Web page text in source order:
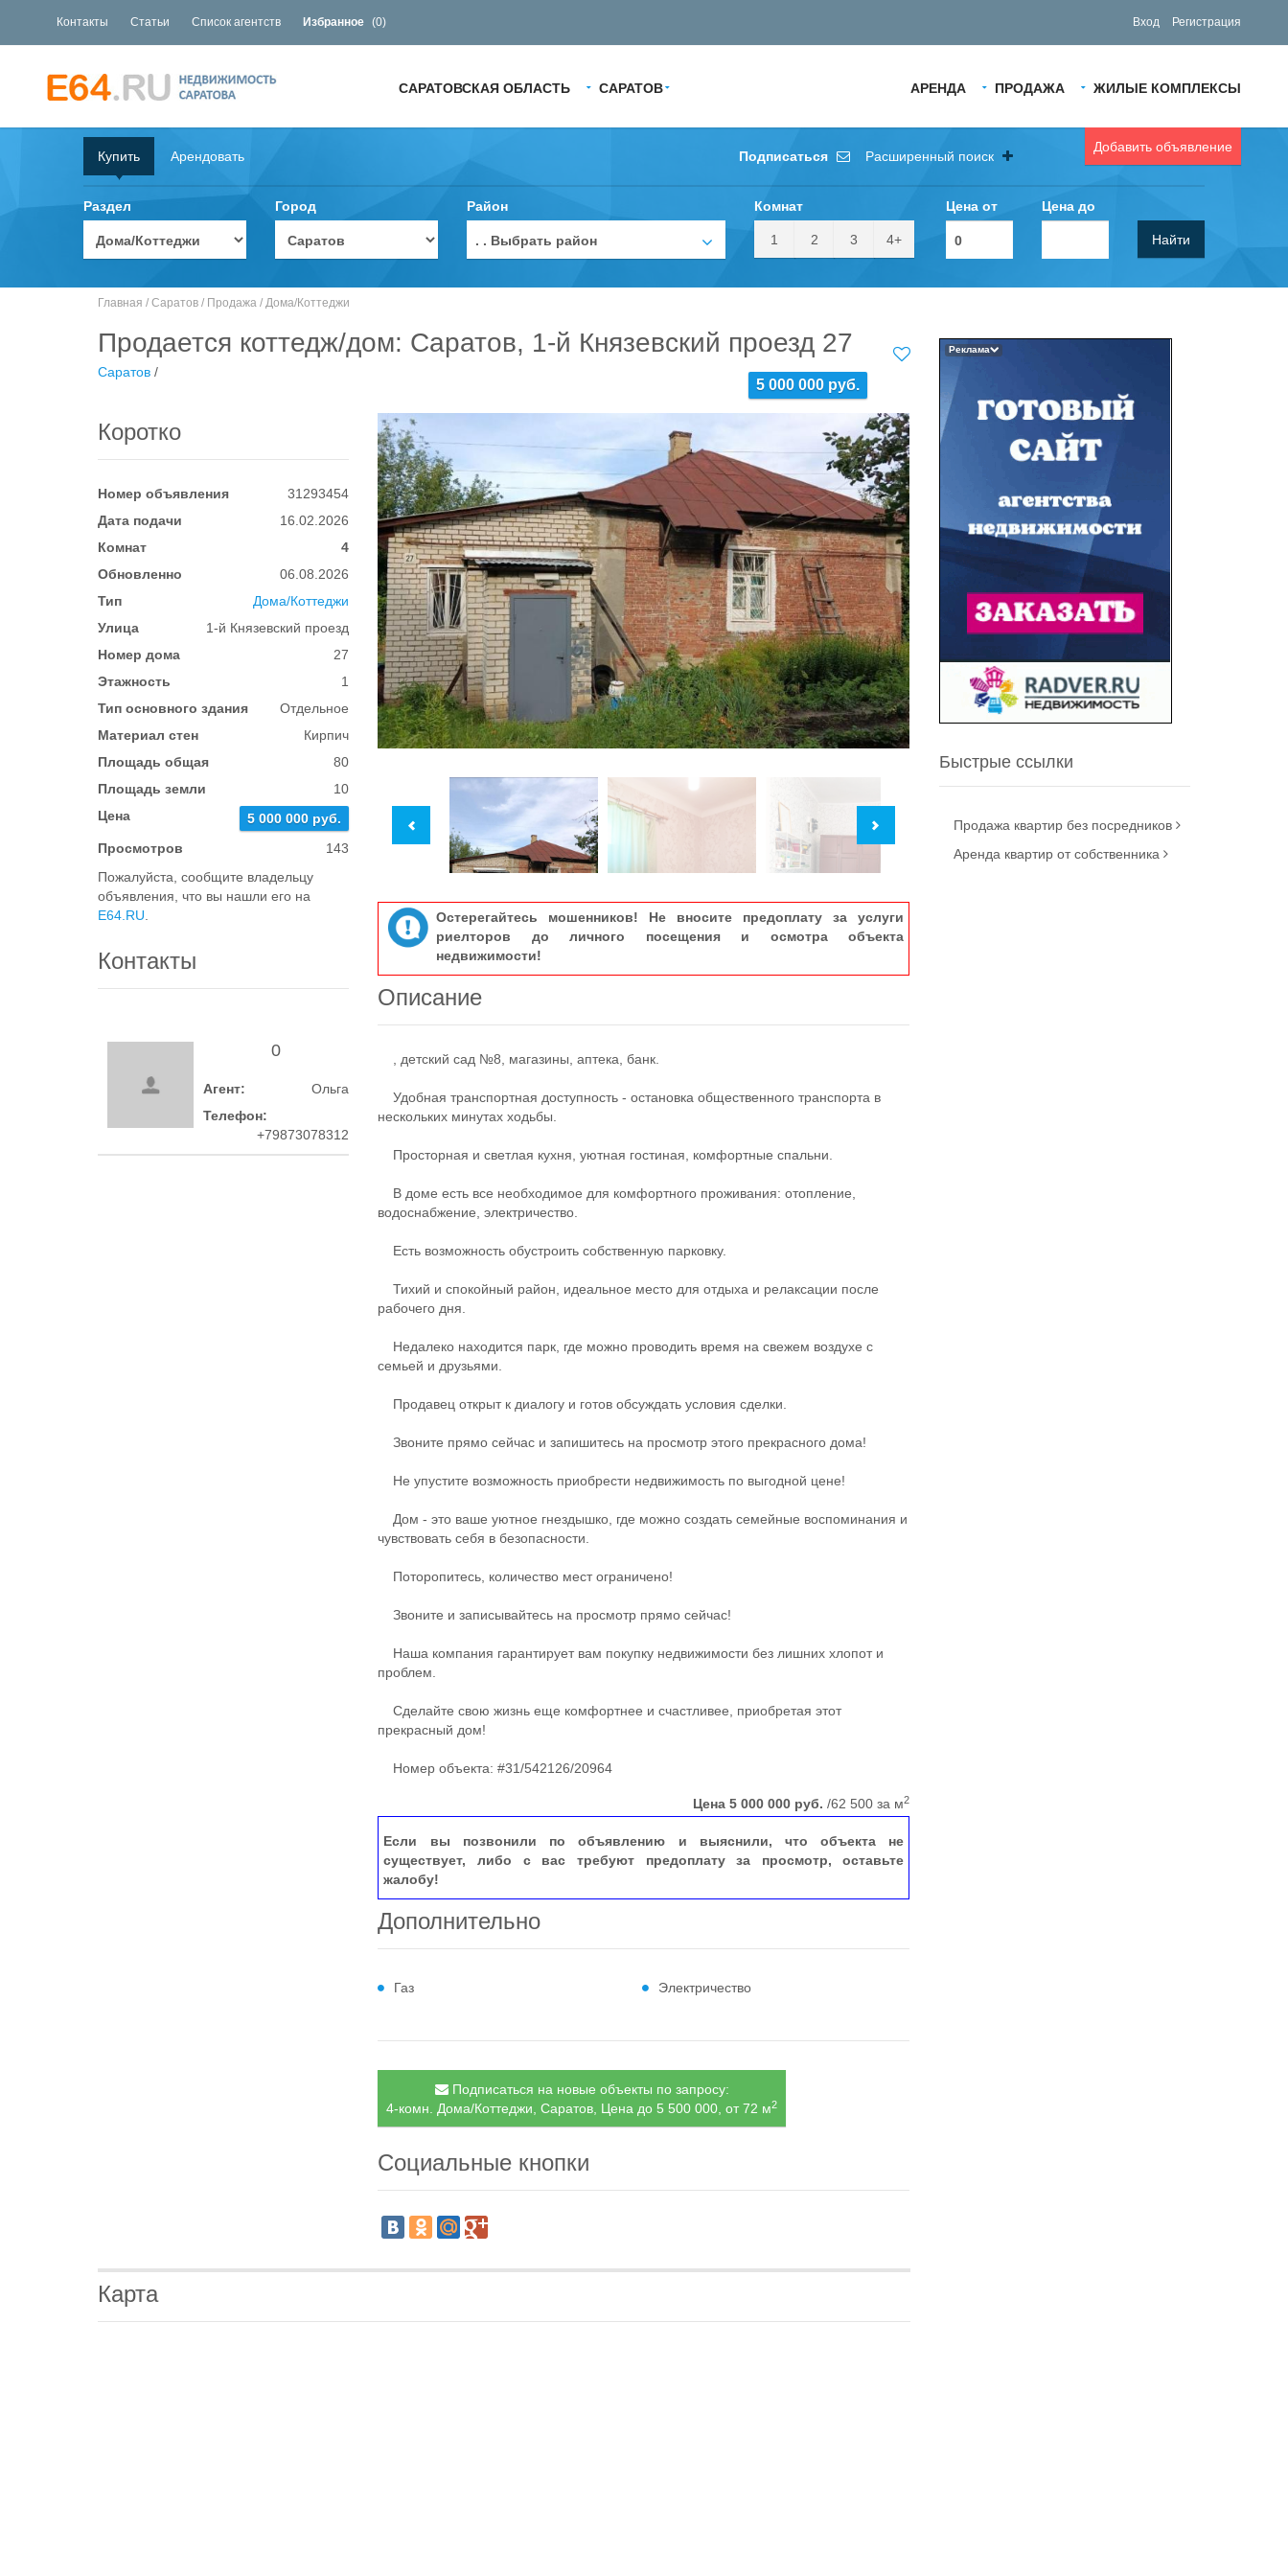
Контакты Статьи Список агентств Избранное (0) Вход Регистрация
АРЕНДА ПРОДАЖА ЖИЛЫЕ КОМПЛЕКСЫ
САРАТОВСКАЯ ОБЛАСТЬ САРАТОВ
Добавить объявление
Купить Арендовать Подписаться Расширенный поиск
Раздел Город Район
. . Выбрать район
Комнат
1 2 3 4+
Цена от Цена до
Найти
Главная / Саратов / Продажа / Дома/Коттеджи
Продается коттедж/дом: Саратов, 1-й Князевский проезд 27
5 000 000 руб.
Саратов /
Коротко
Номер объявления
31293454
Дата подачи
16.02.2026
Комнат
4
Обновленно
06.08.2026
Тип
Дома/Коттеджи
Улица
1-й Князевский проезд
Номер дома
27
Этажность
1
Тип основного здания
Отдельное
Материал стен
Кирпич
Площадь общая
80
Площадь земли
10
Цена
5 000 000 руб.
Просмотров
143
Пожалуйста, сообщите владельцу
объявления, что вы нашли его на
E64.RU
Контакты
0
Агент:
Ольга
Телефон:
+79873078312
Остерегайтесь мошенников! Не вносите предоплату за услуги
риелторов до личного посещения и осмотра объекта
недвижимости!
Описание
, детский сад №8, магазины, аптека, банк.
Удобная транспортная доступность - остановка общественного транспорта в
нескольких минутах ходьбы.
Просторная и светлая кухня, уютная гостиная, комфортные спальни.
В доме есть все необходимое для комфортного проживания: отопление,
водоснабжение, электричество.
Есть возможность обустроить собственную парковку.
Тихий и спокойный район, идеальное место для отдыха и релаксации после
рабочего дня.
Недалеко находится парк, где можно проводить время на свежем воздухе с
семьей и друзьями.
Продавец открыт к диалогу и готов обсуждать условия сделки.
Звоните прямо сейчас и запишитесь на просмотр этого прекрасного дома!
Не упустите возможность приобрести недвижимость по выгодной цене!
Дом - это ваше уютное гнездышко, где можно создать семейные воспоминания и
чувствовать себя в безопасности.
Поторопитесь, количество мест ограничено!
Звоните и записывайтесь на просмотр прямо сейчас!
Наша компания гарантирует вам покупку недвижимости без лишних хлопот и
проблем.
Сделайте свою жизнь еще комфортнее и счастливее, приобретая этот
прекрасный дом!
Номер объекта: #31/542126/20964
Цена5 000 000 руб. /62 500 за м2
Если вы позвонили по объявлению и выяснили, что объекта не
существует, либо с вас требуют предоплату за просмотр, оставьте
жалобу!
Дополнительно
Газ Электричество
Подписаться на новые объекты по запросу:
4-комн. Дома/Коттеджи, Саратов, Цена до 5 500 000, от 72 м2
Социальные кнопки
Карта
Реклама
Быстрые ссылки
Продажа квартир без посредников
Аренда квартир от собственника